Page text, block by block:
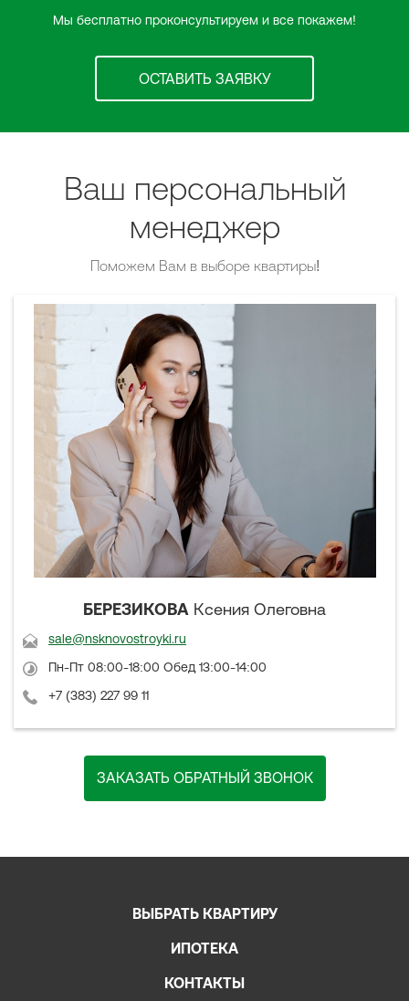
Мы бесплатно проконсультируем и все покажем!
ОСТАВИТЬ ЗАЯВКУ
Ваш персональный
менеджер
Поможем Вам в выборе квартиры!
БЕРЕЗИКОВА Ксения Олеговна
sale@nsknovostroyki.ru
Пн-Пт 08:00-18:00 Обед 13:00-14:00
+7 (383) 227 99 11
ЗАКАЗАТЬ ОБРАТНЫЙ ЗВОНОК
ВЫБРАТЬ КВАРТИРУ
ИПОТЕКА
КОНТАКТЫ